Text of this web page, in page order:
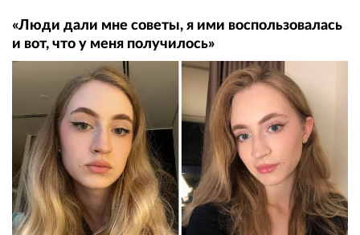
«Люди дали мне советы, я ими воспользовалась
и вот, что у меня получилось»